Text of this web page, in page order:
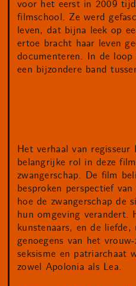
voor het eerst in 2009
filmschool. Ze werd
leven, dat bijna leek op
ertoe bracht haar leven
documenteren. In de
een bijzondere band
Het verhaal van regisseur
belangrijke rol in deze
zwangerschap. De film
besproken perspectief
hoe de zwangerschap de
hun omgeving verandert.
kunstenaars, en de liefde,
genoegens van het
seksisme en patriarchaat
zowel Apolonia als Lea.